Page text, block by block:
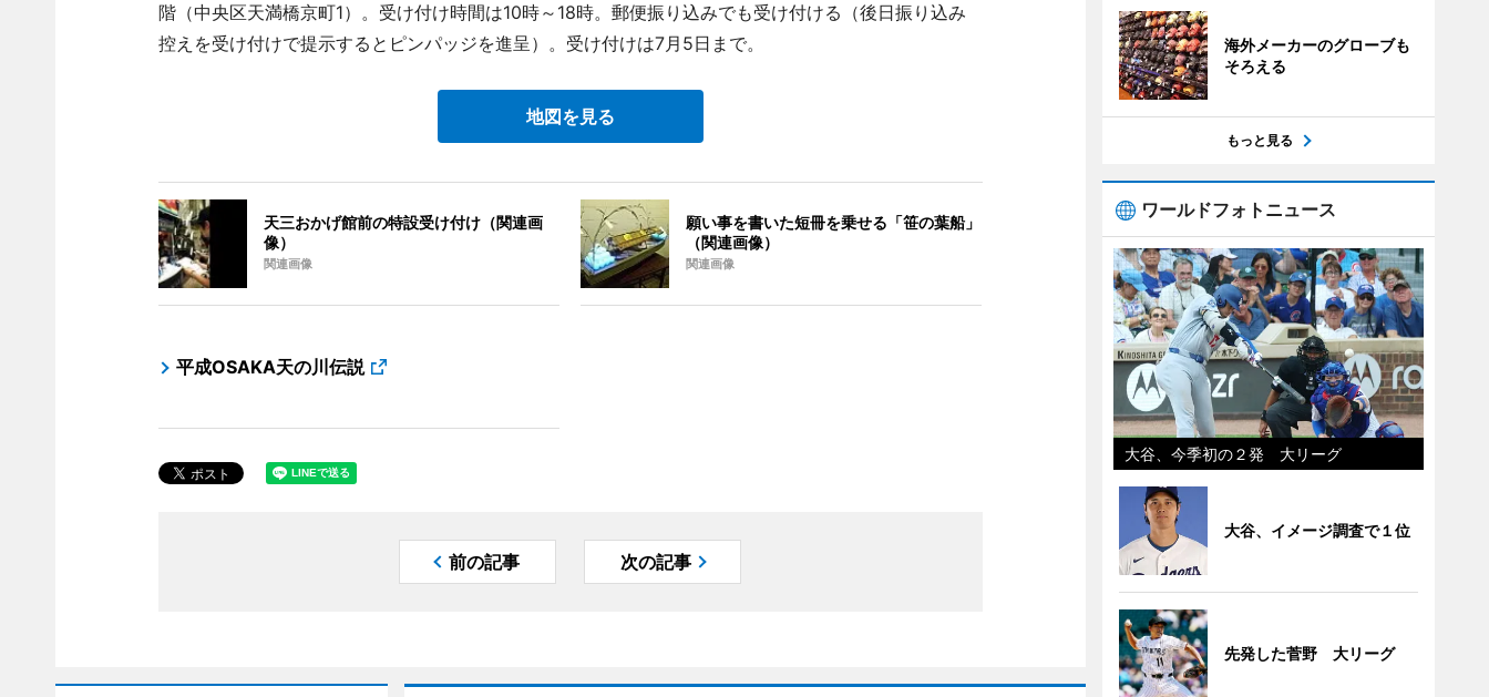
階（中央区天満橋京町1）。受け付け時間は10時～18時。郵便振り込みでも受け付ける（後日振り込み
控えを受け付けで提示するとピンパッジを進呈）。受け付けは7月5日まで。
地図を見る
天三おかげ館前の特設受け付け（関連画
像）
関連画像
願い事を書いた短冊を乗せる「笹の葉船」
（関連画像）
関連画像
平成OSAKA天の川伝説
前の記事 次の記事
海外メーカーのグローブも
そろえる
もっと見る
ワールドフォトニュース
大谷、今季初の２発 大リーグ
大谷、イメージ調査で１位
先発した菅野 大リーグ